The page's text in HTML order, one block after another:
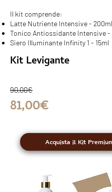
Il kit comprende:
Latte Nutriente Intensive - 200ml
Tonico Antiossidante Intensive -
Siero Illuminante Infinity 1 - 15ml
Kit Levigante
81,00€
90,00€
Acquista il Kit